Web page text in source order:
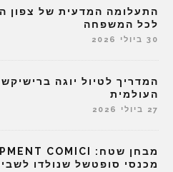
התעלומה המדעית של צפון
לכל המשפחה
30 ביולי 2026
המדריך לטיול יוגה
העולמית
27 ביולי 2026
מכנסי סופטשל שנולדו